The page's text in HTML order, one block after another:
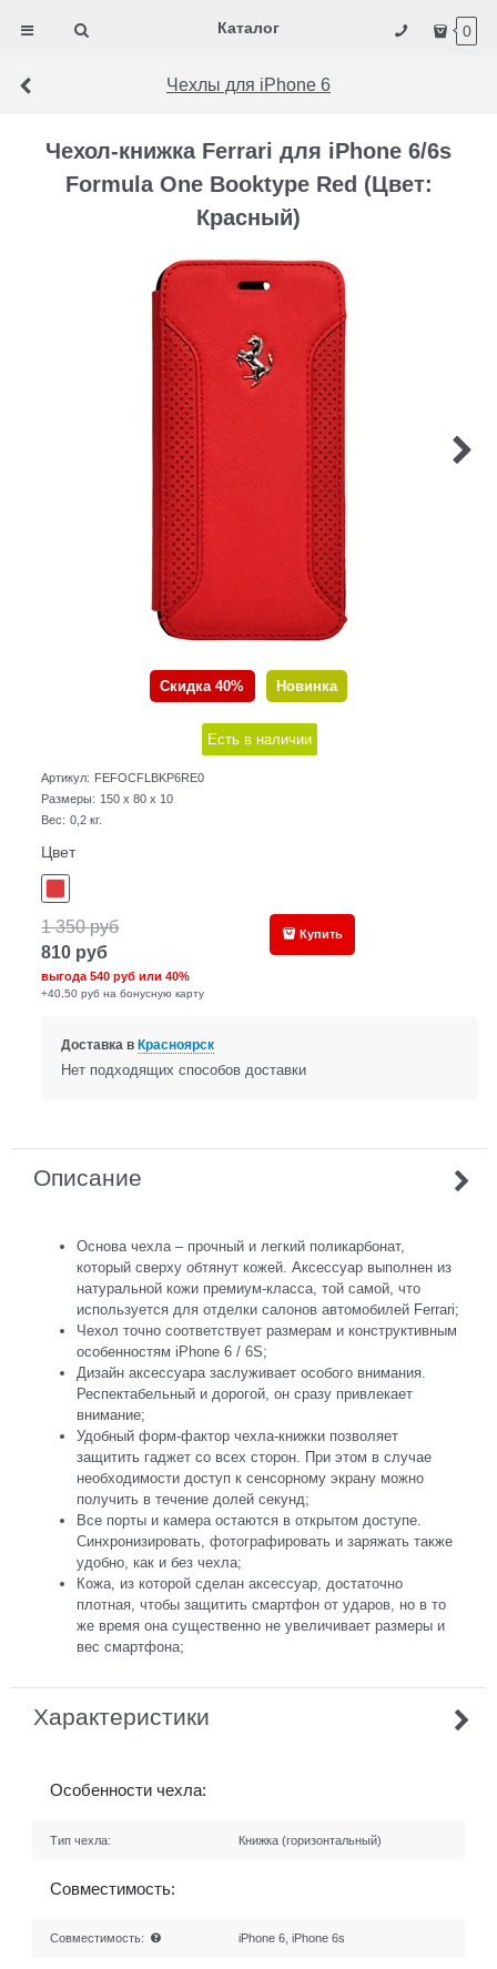
Каталог 0
Чехлы для iPhone 6
Чехол-книжка Ferrari для iPhone 6/6s
Formula One Booktype Red (Цвет:
Красный)
Скидка 40% Новинка
Есть в наличии
Артикул: FEFOCFLBKP6RE0
Размеры: 150 x 80 x 10
Вес: 0,2 кг.
Цвет
1 350 руб
810 руб
выгода540 руб или40%
+40,50 руб на бонусную карту
Купить
Доставка в Красноярск
Нет подходящих способов доставки
Описание
Основа чехла – прочный и легкий поликарбонат,
который сверху обтянут кожей. Аксессуар выполнен из
натуральной кожи премиум-класса, той самой, что
используется для отделки салонов автомобилей Ferrari;
Чехол точно соответствует размерам и конструктивным
особенностям iPhone 6 / 6S;
Дизайн аксессуара заслуживает особого внимания.
Респектабельный и дорогой, он сразу привлекает
внимание;
Удобный форм-фактор чехла-книжки позволяет
защитить гаджет со всех сторон. При этом в случае
необходимости доступ к сенсорному экрану можно
получить в течение долей секунд;
Все порты и камера остаются в открытом доступе.
Синхронизировать, фотографировать и заряжать также
удобно, как и без чехла;
Кожа, из которой сделан аксессуар, достаточно
плотная, чтобы защитить смартфон от ударов, но в то
же время она существенно не увеличивает размеры и
вес смартфона;
Характеристики
Особенности чехла:
Тип чехла: Книжка (горизонтальный)
Совместимость:
Совместимость: iPhone 6, iPhone 6s